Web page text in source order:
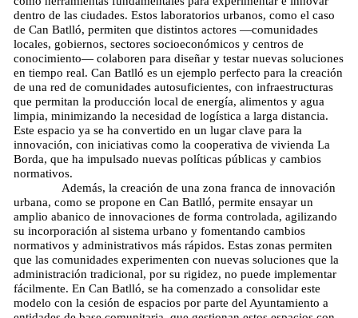
dentro de las ciudades. Estos laboratorios urbanos, como el caso
de Can Batlló, permiten que distintos actores —comunidades
locales, gobiernos, sectores socioeconómicos y centros de
conocimiento— colaboren para diseñar y testar nuevas soluciones
en tiempo real. Can Batlló es un ejemplo perfecto para la creación
de una red de comunidades autosuficientes, con infraestructuras
que permitan la producción local de energía, alimentos y agua
limpia, minimizando la necesidad de logística a larga distancia.
Este espacio ya se ha convertido en un lugar clave para la
innovación, con iniciativas como la cooperativa de vivienda La
Borda, que ha impulsado nuevas políticas públicas y cambios
normativos.
Además, la creación de una zona franca de innovación
urbana, como se propone en Can Batlló, permite ensayar un
amplio abanico de innovaciones de forma controlada, agilizando
su incorporación al sistema urbano y fomentando cambios
normativos y administrativos más rápidos. Estas zonas permiten
que las comunidades experimenten con nuevas soluciones que la
administración tradicional, por su rigidez, no puede implementar
fácilmente. En Can Batlló, se ha comenzado a consolidar este
modelo con la cesión de espacios por parte del Ayuntamiento a